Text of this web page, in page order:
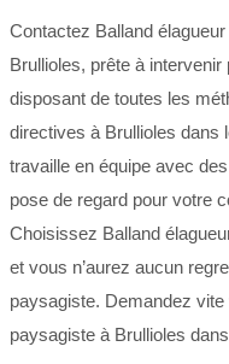
Contactez Balland
Brullioles, prête à
disposant de toutes les
directives à Brullioles dans
travaille en équipe avec
pose de regard pour votre
Choisissez Balland
et vous n’aurez aucun
paysagiste. Demandez
paysagiste à Brullioles